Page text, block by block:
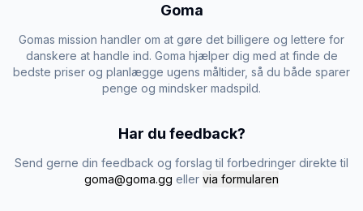
Goma
Gomas mission handler om at gøre det billigere og lettere for
danskere at handle ind. Goma hjælper dig med at finde de
bedste priser og planlægge ugens måltider, så du både sparer
penge og mindsker madspild.
Har du feedback?
Send gerne din feedback og forslag til forbedringer direkte til
goma@goma.gg eller via formularen